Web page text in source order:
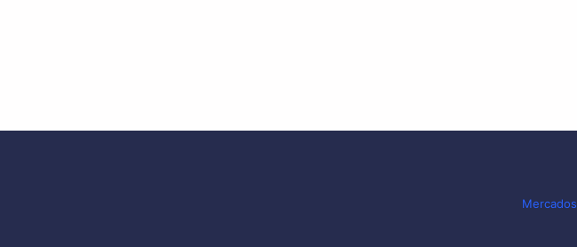
Mercados